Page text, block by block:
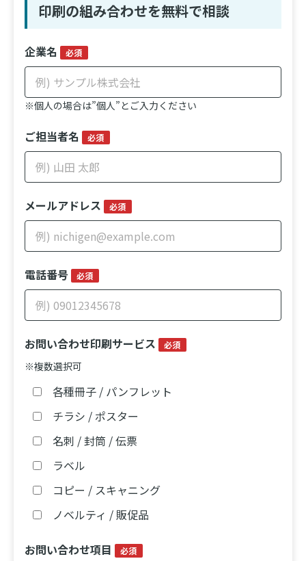
印刷の組み合わせを無料で相談
企業名 必須
※個人の場合は”個人”とご入力ください
ご担当者名 必須
メールアドレス 必須
電話番号 必須
お問い合わせ印刷サービス 必須
※複数選択可
各種冊子 / パンフレット
チラシ / ポスター
名刺 / 封筒 / 伝票
ラベル
コピー / スキャニング
ノベルティ / 販促品
お問い合わせ項目 必須